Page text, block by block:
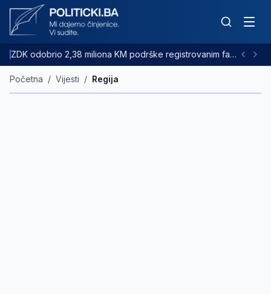
ZDK odobrio 2,38 miliona KM podrške registrovanim farmama goveda
Početna / Vijesti / Regija